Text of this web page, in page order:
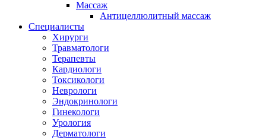
Массаж
Антицеллюлитный массаж
Специалисты
Хирурги
Травматологи
Терапевты
Кардиологи
Токсикологи
Неврологи
Эндокринологи
Гинекологи
Урология
Дерматологи